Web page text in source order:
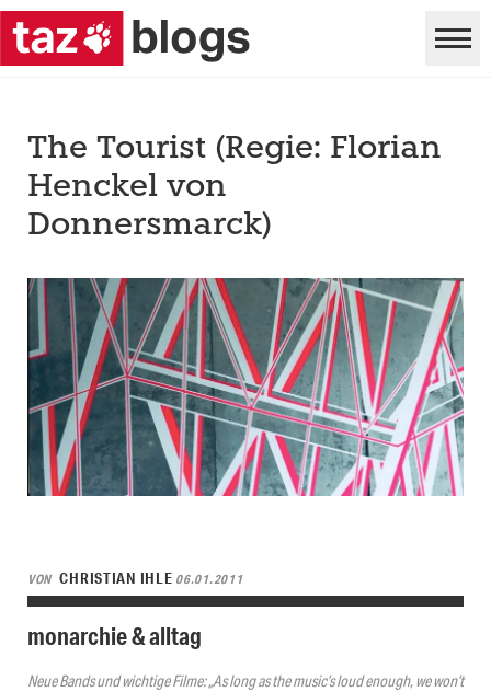
The Tourist (Regie: Florian
Henckel von
Donnersmarck)
VON CHRISTIAN IHLE 06.01.2011
monarchie & alltag
Neue Bands und wichtige Filme: „As long as the music’s loud enough, we won’t